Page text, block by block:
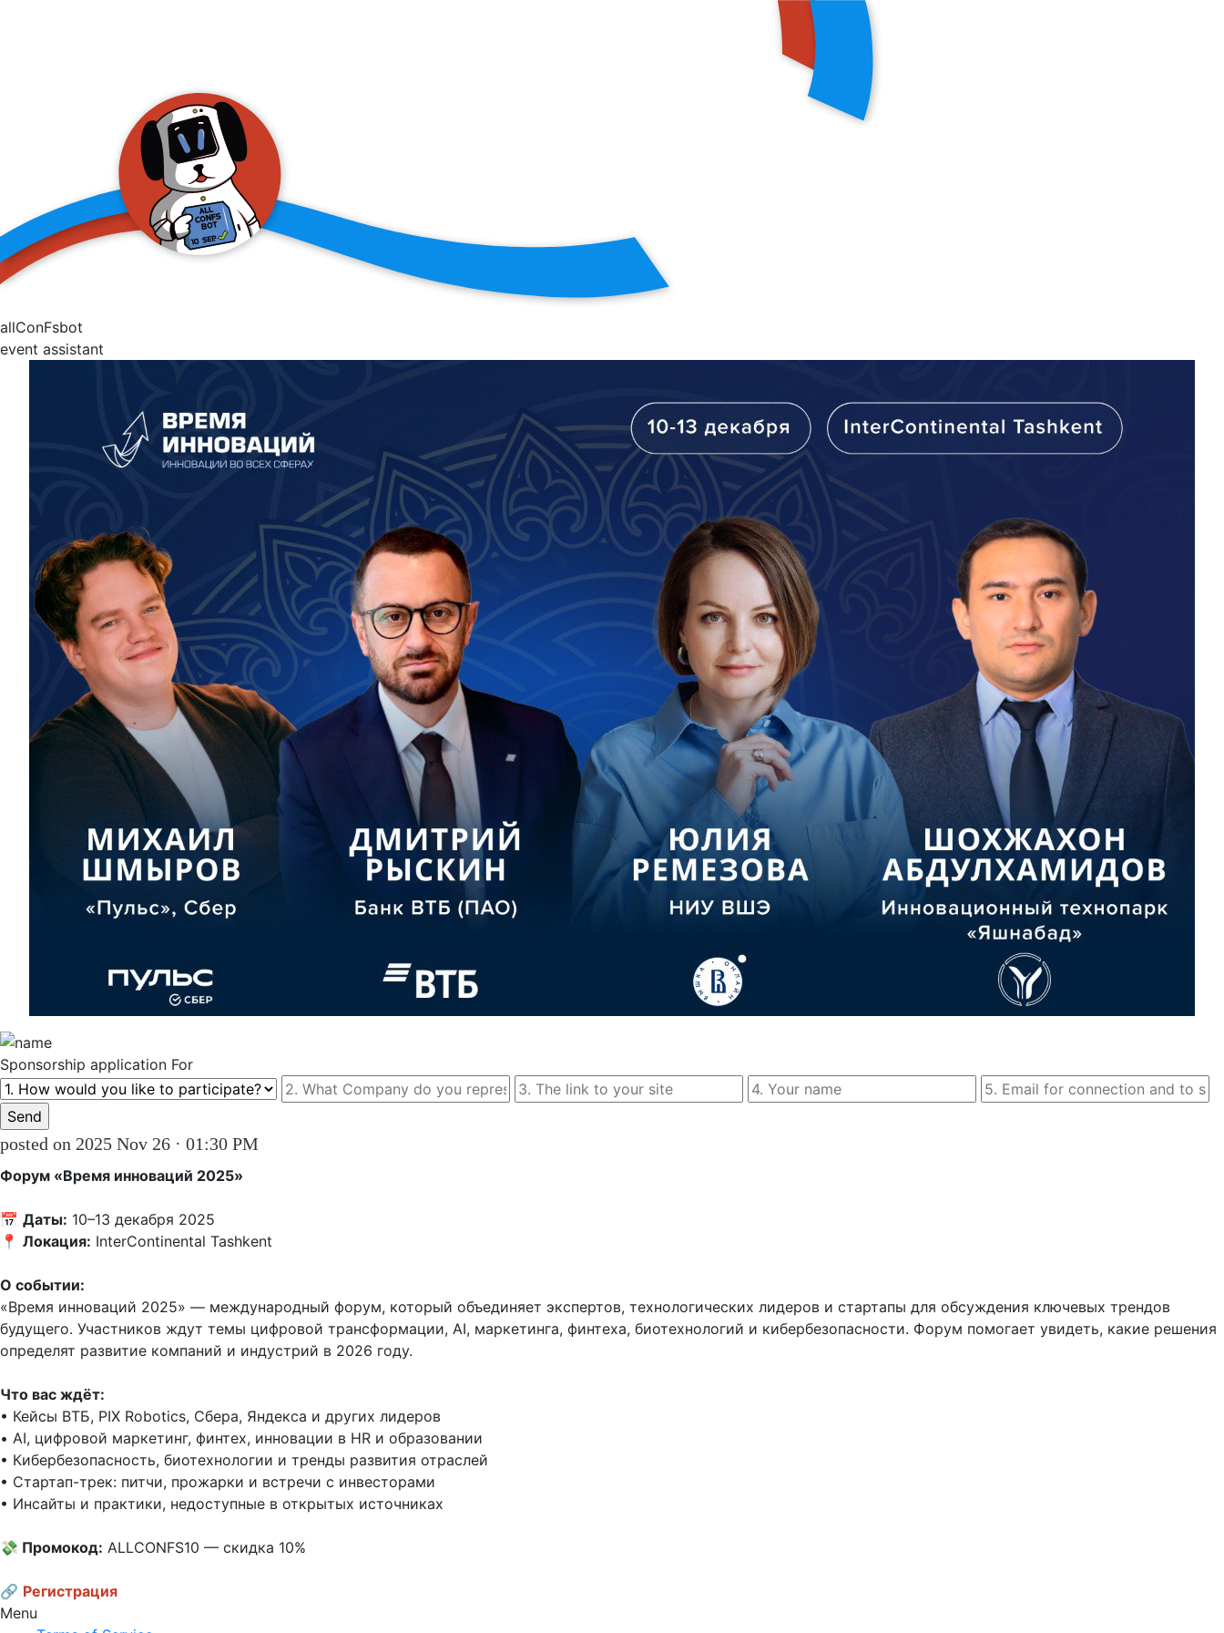
allConFsbot
event assistant
Sponsorship application For
posted on 2025 Nov 26 · 01:30 PM
Форум «Время инноваций 2025»
📅 Даты: 10–13 декабря 2025
📍 Локация: InterContinental Tashkent
О событии:
«Время инноваций 2025» — международный форум, который объединяет экспертов, технологических лидеров и стартапы для обсуждения ключевых трендов
будущего. Участников ждут темы цифровой трансформации, AI, маркетинга, финтеха, биотехнологий и кибербезопасности. Форум помогает увидеть, какие решения
определят развитие компаний и индустрий в 2026 году.
Что вас ждёт:
• Кейсы ВТБ, PIX Robоtics, Сбера, Яндекса и других лидеров
• AI, цифровой маркетинг, финтех, инновации в HR и образовании
• Кибербезопасность, биотехнологии и тренды развития отраслей
• Стартап-трек: питчи, прожарки и встречи с инвесторами
• Инсайты и практики, недоступные в открытых источниках
💸 Промокод: ALLCONFS10 — скидка 10%
🔗 Регистрация
Menu